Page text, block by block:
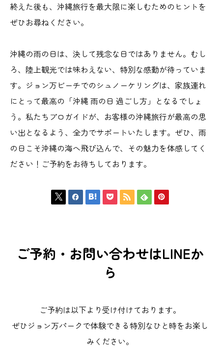
終えた後も、沖縄旅行を最大限に楽しむためのヒントを
ぜひお尋ねください。
沖縄の雨の日は、決して残念な日ではありません。むし
ろ、陸上観光では味わえない、特別な感動が待っていま
す。ジョン万ビーチでのシュノーケリングは、家族連れ
にとって最高の「沖縄 雨の日 過ごし方」となるでしょ
う。私たちプロガイドが、お客様の沖縄旅行が最高の思
い出となるよう、全力でサポートいたします。ぜひ、雨
の日こそ沖縄の海へ飛び込んで、その魅力を体感してく
ださい！ご予約をお待ちしております。
      
ご予約・お問い合わせはLINEか
ら
ご予約は以下より受け付けております。
ぜひジョン万パークで体験できる特別なひと時をお楽し
みください。